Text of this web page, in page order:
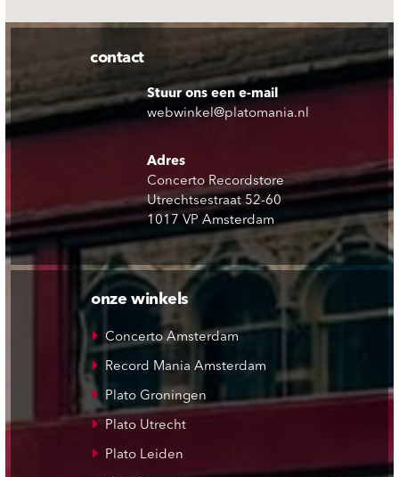
contact
Stuur ons een e-mail
webwinkel@platomania.nl
Adres
Concerto Recordstore
Utrechtsestraat 52-60
1017 VP Amsterdam
onze winkels
Concerto Amsterdam
Record Mania Amsterdam
Plato Groningen
Plato Utrecht
Plato Leiden